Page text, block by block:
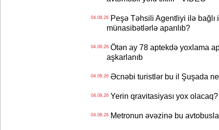
04.08.26Peşə Təhsili Agentliyi ilə bağlı
münasibətlərlə aparılıb?
04.08.26Ötən ay 78 aptekdə yoxlama
aşkarlanıb
04.08.26Əcnəbi turistlər bu il Şuşada
04.08.26Yerin qravitasiyası yox
04.08.26Metronun əvəzinə bu